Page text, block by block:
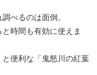
べるのは面倒。
時間も有効に使えま
便利な「鬼怒川の紅葉